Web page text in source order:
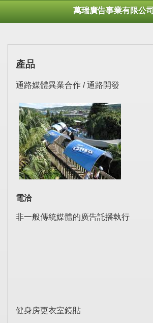
萬瑞廣告事業有限公司
產品
通路媒體異業合作 / 通路開發
電洽
非一般傳統媒體的廣告託播執行
健身房更衣室鏡貼